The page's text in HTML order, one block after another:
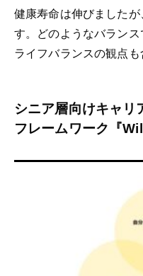
健康寿命は伸びました
す。どのようなバラン
ライフバランスの観点も
シニア層向けキャリ
フレームワーク『